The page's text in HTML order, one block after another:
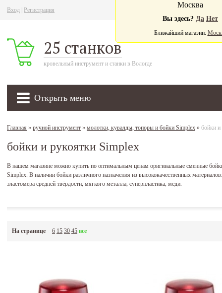
Вход Регистрация
25 станков
кровельный инструмент и станки в Вологде
Открыть меню
Москва
Вы здесь? Да Нет
Ближайший магазин:
Главная » ручной инструмент » молотки, кувалды, топоры и бойки Simplex » бойки и
бойки и рукоятки Simplex
В нашем магазине можно купить по оптимальным ценам оригинальные сменные
Simplex. В наличии бойки различного назначения из высококачественных
эластомера средней твёрдости, мягкого металла, суперпластика, меди.
На странице 6 15 30 45 все